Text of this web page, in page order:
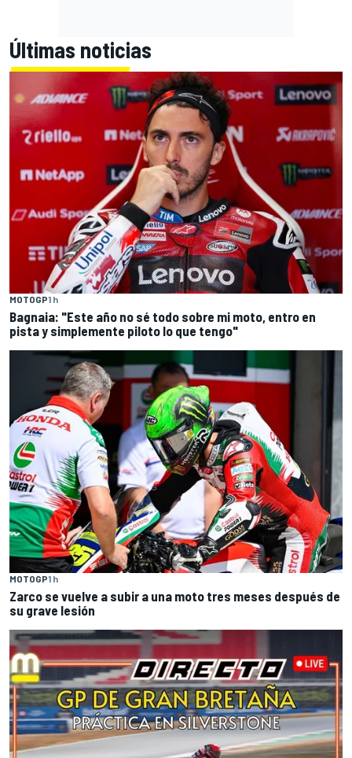
Últimas noticias
MOTOGP1 h
Bagnaia: "Este año no sé todo sobre mi moto, entro en
pista y simplemente piloto lo que tengo"
MOTOGP1 h
Zarco se vuelve a subir a una moto tres meses después de
su grave lesión